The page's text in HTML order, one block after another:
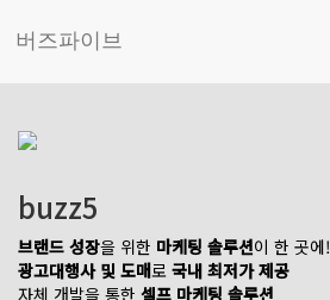
버즈파이브
buzz5
브랜드 성장을 위한 마케팅 솔루션이 한 곳에!
광고대행사 및 도매로 국내 최저가 제공
자체 개발을 통한 셀프 마케팅 솔루션